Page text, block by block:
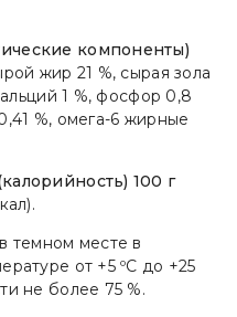
компоненты)
жир 21 %, сырая зола
1 %, фосфор 0,8
%, омега-6 жирные
100 г
темном месте в
от +5 ºС до +25
не более 75 %.